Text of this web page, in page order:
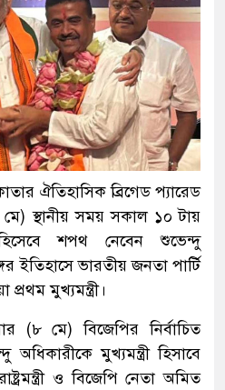
ঐতিহাসিক ব্রিগেড প্যারেড
স্থানীয় সময় সকাল ১০ টায়
হিসেবে শপথ নেবেন শুভেন্দু
ইতিহাসে ভারতীয় জনতা পার্টি
মুখ্যমন্ত্রী।
(৮ মে) বিজেপির নির্বাচিত
অধিকারীকে মুখ্যমন্ত্রী হিসাবে
ও বিজেপি নেতা অমিত